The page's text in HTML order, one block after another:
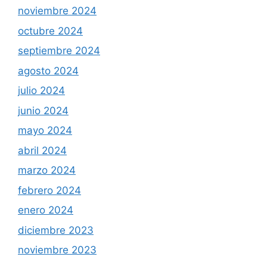
noviembre 2024
octubre 2024
septiembre 2024
agosto 2024
julio 2024
junio 2024
mayo 2024
abril 2024
marzo 2024
febrero 2024
enero 2024
diciembre 2023
noviembre 2023